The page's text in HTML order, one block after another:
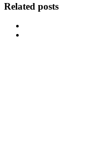
Related posts